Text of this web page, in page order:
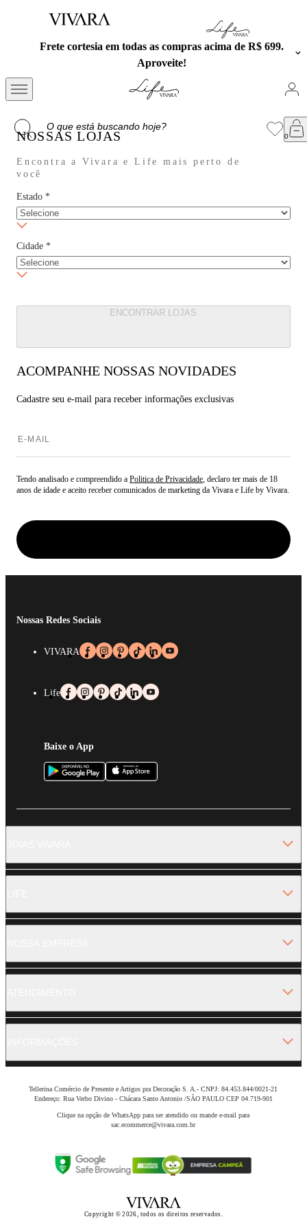
Frete cortesia em todas as compras acima de R$ 699.
Aproveite!
NOSSAS LOJAS
Encontra a Vivara e Life mais perto de
você
Estado *
Cidade *
ENCONTRAR LOJAS
ACOMPANHE NOSSAS NOVIDADES
Cadastre seu e-mail para receber informações exclusivas
Tendo analisado e compreendido a Politica de Privacidade, declaro ter mais de 18
anos de idade e aceito receber comunicados de marketing da Vivara e Life by Vivara.
Nossas Redes Sociais
VIVARA
Life
Baixe o App
Tellerina Comércio de Presente e Artigos pra Decoração S. A.- CNPJ: 84.453.844/0021-21
Endereço: Rua Verbo Divino - Chácara Santo Antonio /SÃO PAULO CEP 04.719-901
Clique na opção de WhatsApp para ser atendido ou mande e-mail para
sac.ecommerce@vivara.com.br
Copyright © 2026, todos os direitos reservados.